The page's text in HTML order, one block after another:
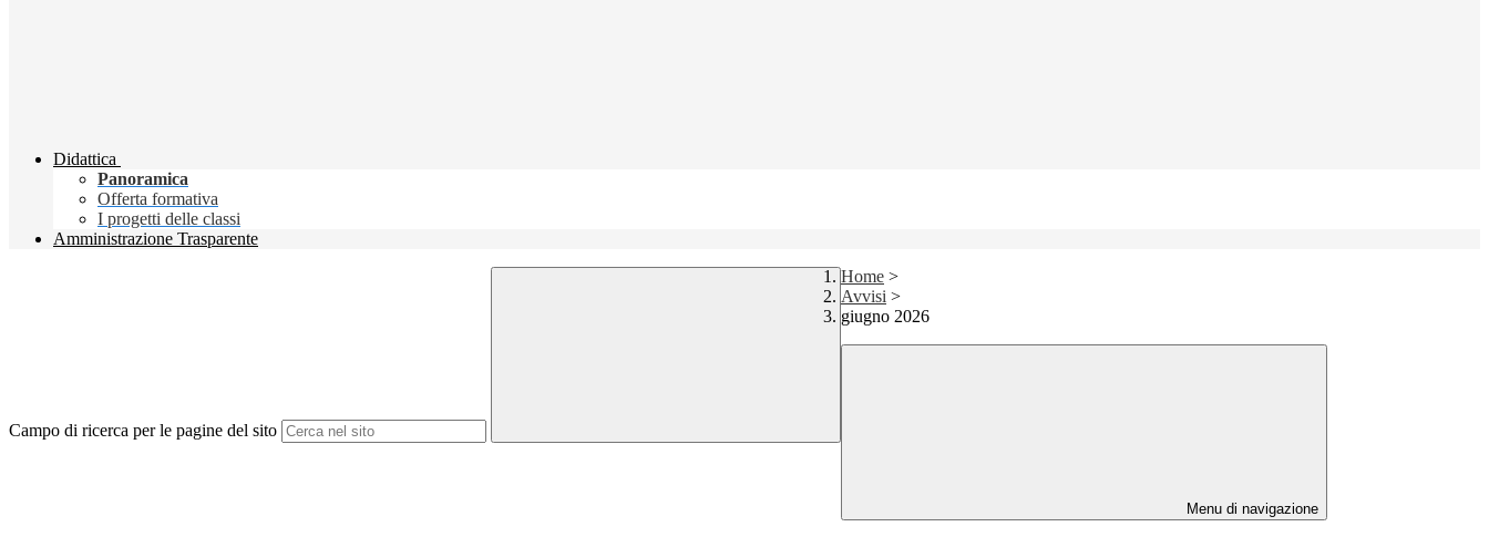
Didattica
Panoramica
Offerta formativa
I progetti delle classi
Amministrazione Trasparente
Campo di ricerca per le pagine del sito
Home >
Avvisi >
giugno 2026
Menu di navigazione